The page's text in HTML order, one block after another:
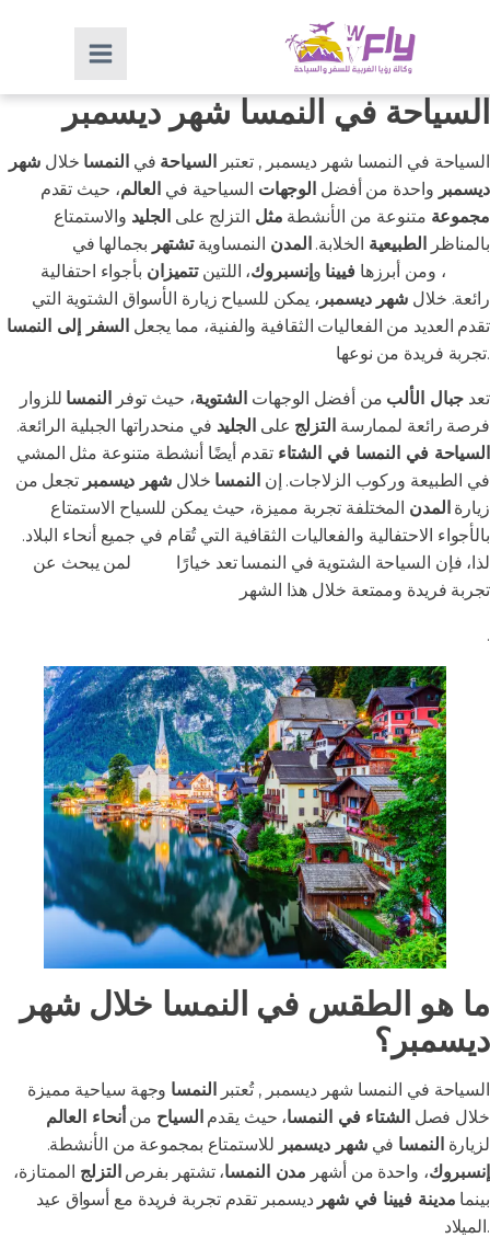
السياحة في النمسا شهر ديسمبر
السياحة في النمسا شهر ديسمبر , تعتبر السياحة في النمسا خلالشهر
ديسمبر واحدة من أفضل الوجهات السياحية في العالم، حيث تقدم
مجموعة متنوعة من الأنشطة مثل التزلج على الجليد والاستمتاع
بالمناظر الطبيعية الخلابة. المدن النمساويةتشتهر بجمالها في
، ومن أبرزها فيينا وإنسبروك، اللتينتتميزان بأجواء احتفالية
رائعة. خلال شهر ديسمبر ، يمكن للسياح زيارة الأسواق الشتوية التي
تقدم العديد من الفعاليات الثقافية والفنية، مما يجعل السفر إلى النمسا
تجربة فريدة من نوعها.
تعد جبال الألب من أفضل الوجهات الشتوية، حيث توفر النمسا للزوار
فرصة رائعة لممارسة التزلج على الجليد في منحدراتها الجبلية الرائعة.
السياحة في النمسا في الشتاء تقدم أيضًا أنشطة متنوعة مثل المشي
في الطبيعة وركوب الزلاجات. إن النمسا خلالشهر ديسمبر تجعل من
زيارة المدن المختلفة تجربة مميزة، حيث يمكن للسياح الاستمتاع
بالأجواء الاحتفالية والفعاليات الثقافية التي تُقام في جميع أنحاء البلاد.
لذا، فإن السياحة الشتوية في النمسا تعد خيارًا
لمن يبحث عن
تجربة فريدة وممتعة خلال هذا الشهر
.
ما هو الطقس في النمسا خلال شهر
ديسمبر؟
السياحة في النمسا شهر ديسمبر , تُعتبر النمسا وجهة سياحية مميزة
خلال فصل الشتاء في النمسا، حيث يقدم السياح من أنحاء العالم
لزيارة النمسا فيشهر ديسمبر للاستمتاع بمجموعة من الأنشطة.
إنسبروك، واحدة من أشهر مدن النمسا، تشتهر بفرص التزلج الممتازة،
بينما مدينة فيينا في شهر ديسمبر تقدم تجربة فريدة مع أسواق عيد
الميلاد.